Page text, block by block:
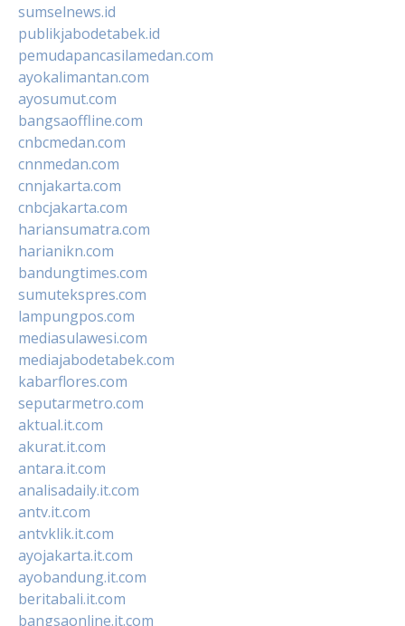
sumselnews.id
publikjabodetabek.id
pemudapancasilamedan.com
ayokalimantan.com
ayosumut.com
bangsaoffline.com
cnbcmedan.com
cnnmedan.com
cnnjakarta.com
cnbcjakarta.com
hariansumatra.com
harianikn.com
bandungtimes.com
sumutekspres.com
lampungpos.com
mediasulawesi.com
mediajabodetabek.com
kabarflores.com
seputarmetro.com
aktual.it.com
akurat.it.com
antara.it.com
analisadaily.it.com
antv.it.com
antvklik.it.com
ayojakarta.it.com
ayobandung.it.com
beritabali.it.com
bangsaonline.it.com